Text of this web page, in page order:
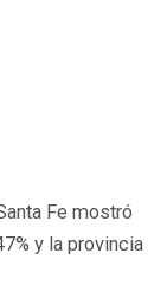
Fe mostró
y la provincia